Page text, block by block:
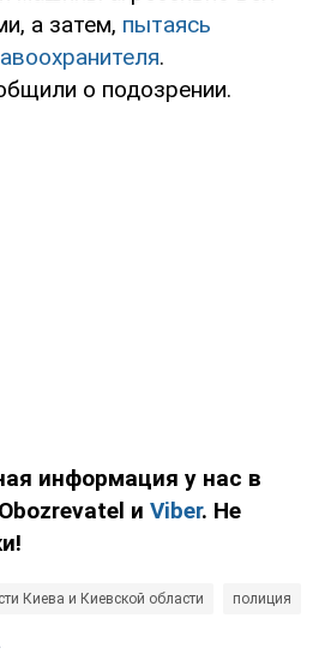
а затем, пытаясь
.
о подозрении.
информация у нас в
Obozrevatel и Viber. Не
Киева и Киевской области полиция